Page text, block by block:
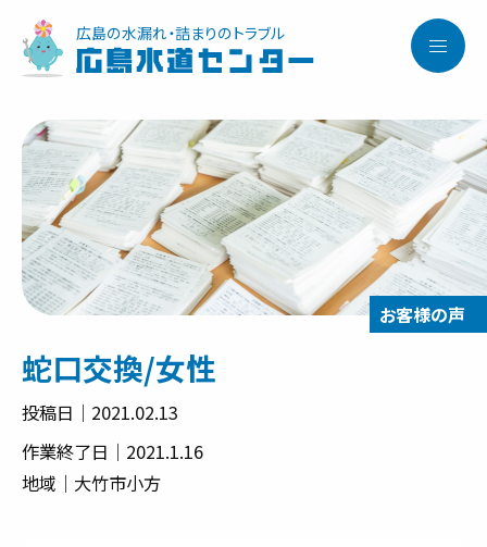
広島の水漏れ・詰まりのトラブル
広島水道センター
蛇口交換/女性
投稿日｜2021.02.13
作業終了日｜2021.1.16
地域｜大竹市小方